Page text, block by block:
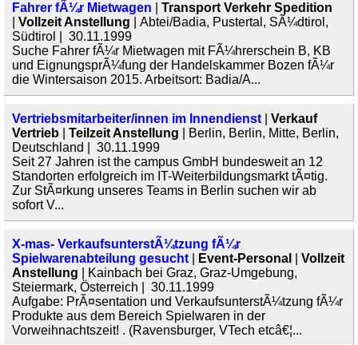
Fahrer fÃ¼r Mietwagen
Transport Verkehr Spedition
Vollzeit Anstellung | Abtei/Badia, Pustertal, SÃ¼dtirol,
Südtirol | 30.11.1999
Suche Fahrer fÃ¼r Mietwagen mit FÃ¼hrerschein B, KB
und EignungsprÃ¼fung der Handelskammer Bozen fÃ¼r
die Wintersaison 2015. Arbeitsort: Badia/A...
Vertriebsmitarbeiter/innen im Innendienst
Verkauf
Vertrieb
Teilzeit Anstellung | Berlin, Berlin, Mitte, Berlin,
Deutschland | 30.11.1999
Seit 27 Jahren ist the campus GmbH bundesweit an 12
Standorten erfolgreich im IT-Weiterbildungsmarkt tÃ¤tig.
Zur StÃ¤rkung unseres Teams in Berlin suchen wir ab
sofort V...
X-mas- VerkaufsunterstÃ¼tzung fÃ¼r
Spielwarenabteilung gesucht
Event-Personal
Vollzeit
Anstellung | Kainbach bei Graz, Graz-Umgebung,
Steiermark, Österreich | 30.11.1999
Aufgabe: PrÃ¤sentation und VerkaufsunterstÃ¼tzung fÃ¼r
Produkte aus dem Bereich Spielwaren in der
Vorweihnachtszeit! . (Ravensburger, VTech etcâ€¦...